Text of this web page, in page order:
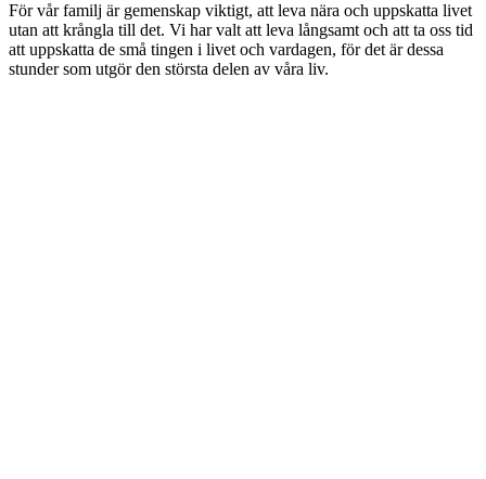
För vår familj är gemenskap viktigt, att leva nära och uppskatta livet
utan att krångla till det. Vi har valt att leva långsamt och att ta oss tid
att uppskatta de små tingen i livet och vardagen, för det är dessa
stunder som utgör den största delen av våra liv.